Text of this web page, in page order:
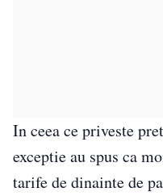
In ceea ce priveste
exceptie au spus ca
tarife de dinainte de